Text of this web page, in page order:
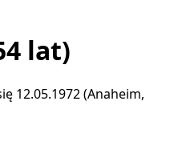
lat)
12.05.1972 (Anaheim,